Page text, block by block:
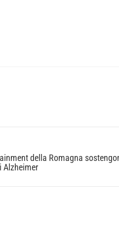
della Romagna
Alzheimer